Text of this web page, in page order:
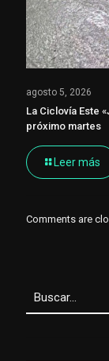
agosto 5, 2026
La Ciclovía Este
próximo martes
Leer más
Comments are